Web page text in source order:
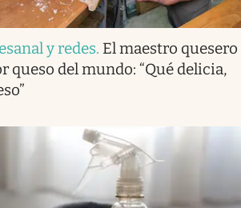
y redes. El maestro quesero
queso del mundo: “Qué delicia,